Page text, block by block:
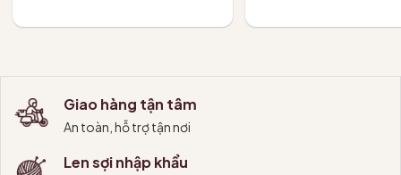
Giao hàng tận tâm
An toàn, hỗ trợ tận nơi
Len sợi nhập khẩu